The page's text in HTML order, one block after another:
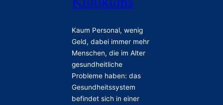
Kaum Personal, wenig
Geld, dabei immer mehr
Menschen, die im Alter
gesundheitliche
Probleme haben: das
Gesundheitssystem
befindet sich in einer